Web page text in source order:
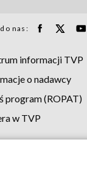
nas:
informacji TVP
o nadawcy
program (ROPAT)
w TVP